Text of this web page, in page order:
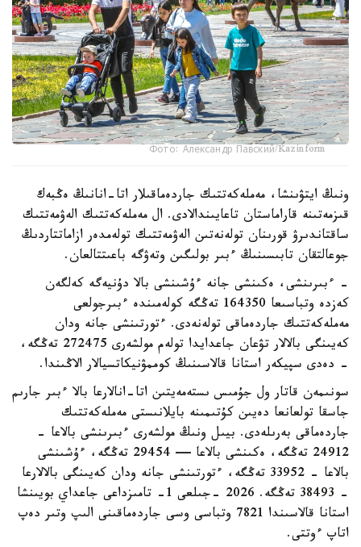
Фото: Александр Павский/Kazinform
ونىڭ ايتۋىنشا، مەملەكەتتىك جاردەماقىلار اتا-انانىڭ ەڭبەك
قىزمەتىنە قاراماستان تاعايىندالادى. ال مەملەكەتتىك الەۋمەتتىك
ساقتاندىرۋ قورىنان تولەنەتىن الەۋمەتتىك تولەمدەر ازاماتتاردىڭ
جوعالتقان تابىسىنىڭ ءبىر بولىگىن وتەۋگە باعىتتالعان.
- ءبىرىنشى، ەكىنشى جانە ءۇشىنشى بالا دۇنيەگە كەلگەن
كەزدە وتباسىعا 164350 تەڭگە كولەمىندە ءبىرجولعى
مەملەكەتتىك جاردەماقى تولەنەدى. ءتورتىنشى جانە ودان
كەيىنگى بالالار تۋعان جاعدايدا تولەم مولشەرى 272475 تەڭگە،
- دەدى سپيكەر استانا قالاسىنىڭ كوممۋنيكاتسيالار الاڭىندا.
سونىمەن قاتار ول جۇمىس ىستەمەيتىن اتا-انالارعا بالا ءبىر جارىم
جاسقا تولعانعا دەيىن كۇتىمىنە بايلانىستى مەملەكەتتىك
جاردەماقى بەرىلەدى. بيىل ونىڭ مولشەرى ءبىرىنشى بالاعا -
24912 تەڭگە، ەكىنشى بالاعا — 29454 تەڭگە، ءۇشىنشى
بالاعا - 33952 تەڭگە، ءتورتىنشى جانە ودان كەيىنگى بالالارعا
- 38493 تەڭگە. 2026 -جىلعى 1- تامىزداعى جاعداي بويىنشا
استانا قالاسىندا 7821 وتباسى وسى جاردەماقىنى الىپ وتىر دەپ
اتاپ ءوتتى.